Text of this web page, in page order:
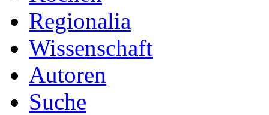
Regionalia
Wissenschaft
Autoren
Suche